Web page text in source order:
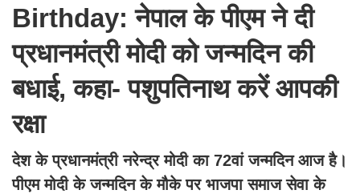
Birthday: नेपाल के पीएम ने दी
प्रधानमंत्री मोदी को जन्मदिन की
बधाई, कहा- पशुपतिनाथ करें आपकी
रक्षा
देश के प्रधानमंत्री नरेन्द्र मोदी का 72वां जन्मदिन आज है।
पीएम मोदी के जन्मदिन के मौके पर भाजपा समाज सेवा के